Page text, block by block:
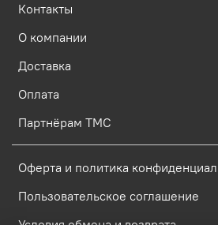
Контакты
О компании
Доставка
Оплата
Партнёрам ТМС
Оферта и политика
Пользовательское соглашение